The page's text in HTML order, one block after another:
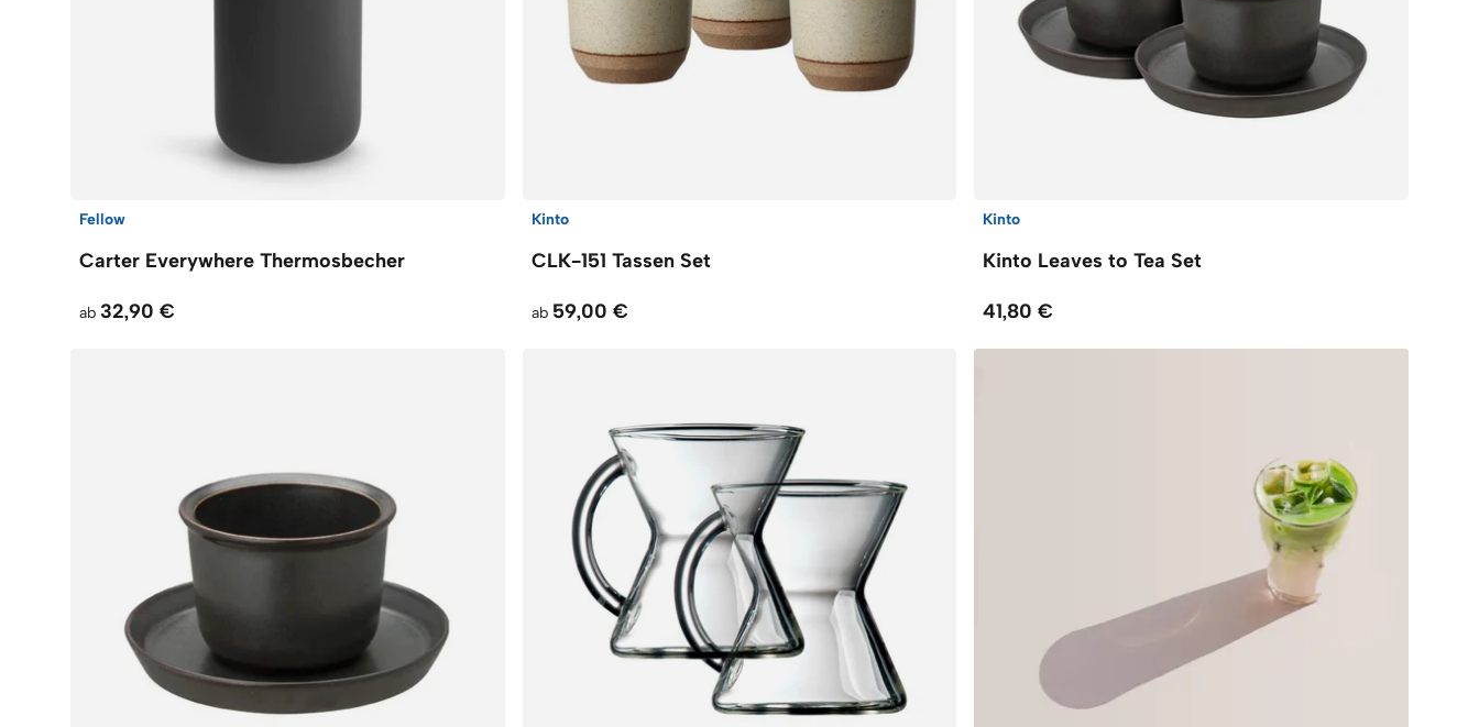
Fellow
Carter Everywhere Thermosbecher
ab 32,90 €
Kinto
CLK-151 Tassen Set
ab 59,00 €
Kinto
Kinto Leaves to Tea Set
41,80 €